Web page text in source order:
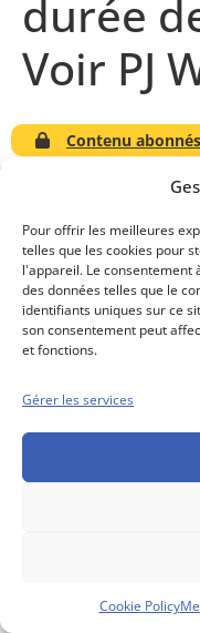
Pour offrir les meilleures
telles que les cookies pour
l'appareil. Le
des données telles que le
identifiants uniques sur ce
son consentement peut
et fonctions.
Gérer les services
Cookie Policy
durée
Voir PJ
Contenu abonnés
Conseils boursiers